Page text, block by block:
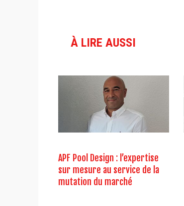
À LIRE AUSSI
APF Pool Design : l’expertise
sur mesure au service de la
mutation du marché